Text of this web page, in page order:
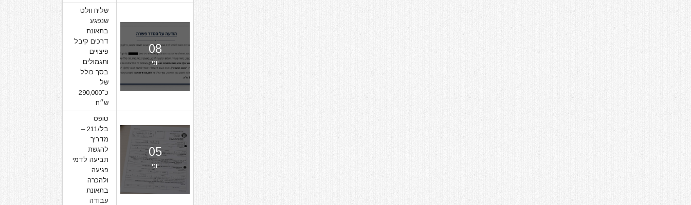
08
יוני
שליח וולט
שנפגע
בתאונת
דרכים קיבל
פיצויים
ותגמולים
בסך כולל
של
כ־290,000
ש״ח
05
יוני
טופס
בל/211 –
מדריך
להגשת
תביעה לדמי
פגיעה
ולהכרה
בתאונת
עבודה